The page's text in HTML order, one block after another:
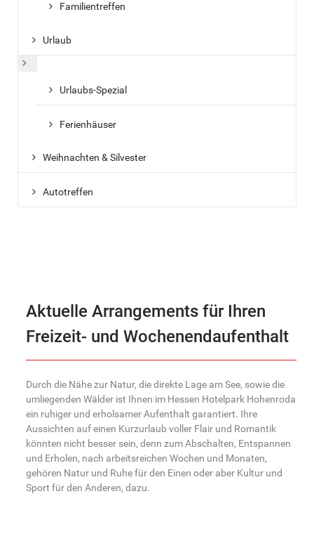
Familientreffen
Urlaub
Urlaubs-Spezial
Ferienhäuser
Weihnachten & Silvester
Autotreffen
Aktuelle Arrangements für Ihren
Freizeit- und Wochenendaufenthalt
Durch die Nähe zur Natur, die direkte Lage am See, sowie die
umliegenden Wälder ist Ihnen im Hessen Hotelpark Hohenroda
ein ruhiger und erholsamer Aufenthalt garantiert. Ihre
Aussichten auf einen Kurzurlaub voller Flair und Romantik
könnten nicht besser sein, denn zum Abschalten, Entspannen
und Erholen, nach arbeitsreichen Wochen und Monaten,
gehören Natur und Ruhe für den Einen oder aber Kultur und
Sport für den Anderen, dazu.